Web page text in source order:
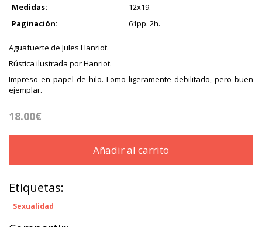
Medidas:
12x19.
Paginación:
61pp. 2h.
Aguafuerte de Jules Hanriot.
Rústica ilustrada por Hanriot.
Impreso en papel de hilo. Lomo ligeramente debilitado, pero buen
ejemplar.
18.00€
Añadir al carrito
Etiquetas:
Sexualidad